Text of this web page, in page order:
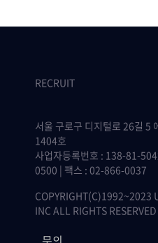
RECRUIT
서울 구로구 디지털로 26길 5
1404호
사업자등록번호 : 138-81-
0500 | 팩스 : 02-866-0037
COPYRIGHT(C)1992~2023
INC ALL RIGHTS RESERVED